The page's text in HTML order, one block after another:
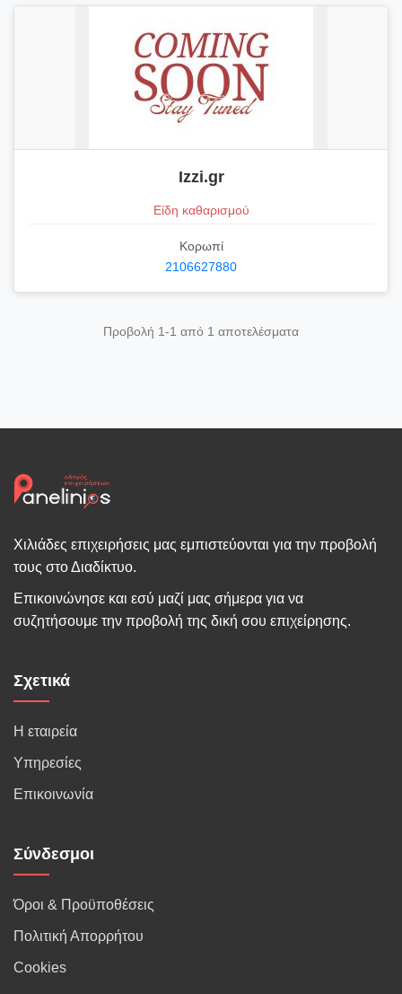
Izzi.gr
Είδη καθαρισμού
Κορωπί
2106627880
Προβολή 1-1 από 1 αποτελέσματα
Χιλιάδες επιχειρήσεις μας εμπιστεύονται για την προβολή
τους στο Διαδίκτυο.
Επικοινώνησε και εσύ μαζί μας σήμερα για να
συζητήσουμε την προβολή της δική σου επιχείρησης.
Σχετικά
Η εταιρεία
Υπηρεσίες
Επικοινωνία
Σύνδεσμοι
Όροι & Προϋποθέσεις
Πολιτική Απορρήτου
Cookies